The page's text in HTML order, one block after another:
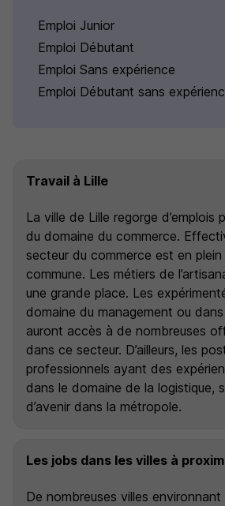
Emploi Junior
Emploi Débutant
Emploi Sans expérience
Emploi Débutant sans
Travail à Lille
La ville de Lille regorge d’emplois
du domaine du commerce.
secteur du commerce est en
commune. Les métiers de
une grande place. Les
domaine du management ou
auront accès à de nombreuses
dans ce secteur. D’ailleurs, les
professionnels ayant des
dans le domaine de la logistique,
d’avenir dans la métropole.
Les jobs dans les villes à
De nombreuses villes